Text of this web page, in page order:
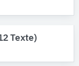
Texte)